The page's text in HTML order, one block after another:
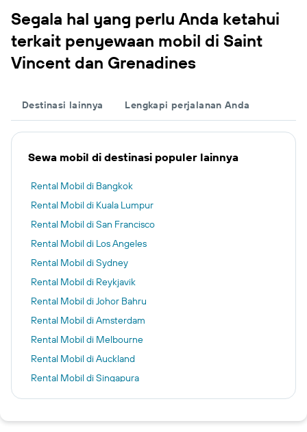
Segala hal yang perlu Anda ketahui
terkait penyewaan mobil di Saint
Vincent dan Grenadines
Destinasi lainnya Lengkapi perjalanan Anda
Sewa mobil di destinasi populer lainnya
Rental Mobil di Bangkok
Rental Mobil di Kuala Lumpur
Rental Mobil di San Francisco
Rental Mobil di Los Angeles
Rental Mobil di Sydney
Rental Mobil di Reykjavik
Rental Mobil di Johor Bahru
Rental Mobil di Amsterdam
Rental Mobil di Melbourne
Rental Mobil di Auckland
Rental Mobil di Singapura
Rental Mobil di Calgary